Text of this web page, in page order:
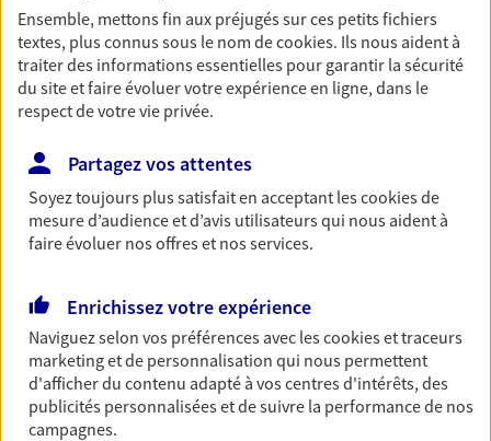
Nos offres phares
Épargne
Réalisez vos projets grâce à votre épargne : achat
immobilier, études des enfants ou voyage autour
du monde… Épargnez à votre rythme et
simplement, selon votre profil.
Préparez sereinement ce nouveau chapitre de
votre vie avec les conseils d'un expert. Découvrez
notre solution PER (Plan Epargne Retraite)
spécialement conçue pour la retraite.
Ensemble, mettons fin aux préjugés sur ces petits fichiers
textes, plus connus sous le nom decookies. Ils nous aident à
traiter des informations essentielles pour garantir la sécurité
du site et faire évoluer votre expérience en ligne, dans le
respect de votre vie privée.
Partagez vos attentes
Soyez toujours plus satisfait en acceptant lescookiesde
mesure d’audience et d’avis utilisateurs qui nous aident à
faire évoluer nos offres et nos services.
Enrichissez votre expérience
Naviguez selon vos préférences avec lescookies et traceurs
marketing et de personnalisation qui nous permettent
d'afficher du contenu adapté à vos centres d'intérêts, des
publicités personnalisées et de suivre la performance de nos
campagnes.